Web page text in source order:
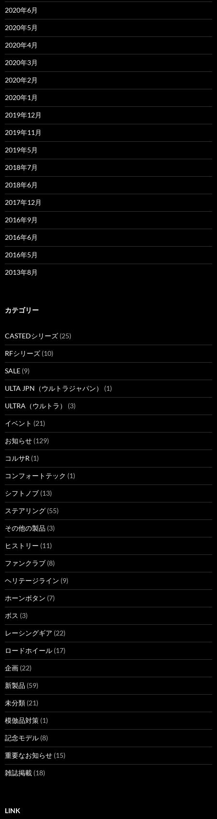
2020年6月
2020年5月
2020年4月
2020年3月
2020年2月
2020年1月
2019年12月
2019年11月
2019年5月
2018年7月
2018年6月
2017年12月
2016年9月
2016年6月
2016年5月
2013年8月
カテゴリー
CASTEDシリーズ (25)
RFシリーズ (10)
SALE (9)
ULTA JPN（ウルトラジャパン） (1)
ULTRA（ウルトラ） (3)
イベント (21)
お知らせ (129)
コルサR (1)
コンフォートテック (1)
シフトノブ (13)
ステアリング (55)
その他の製品 (3)
ヒストリー (11)
ファンクラブ (8)
ヘリテージライン (9)
ホーンボタン (7)
ボス (3)
レーシングギア (22)
ロードホイール (17)
企画 (22)
新製品 (59)
未分類 (21)
模倣品対策 (1)
記念モデル (8)
重要なお知らせ (15)
雑誌掲載 (18)
LINK